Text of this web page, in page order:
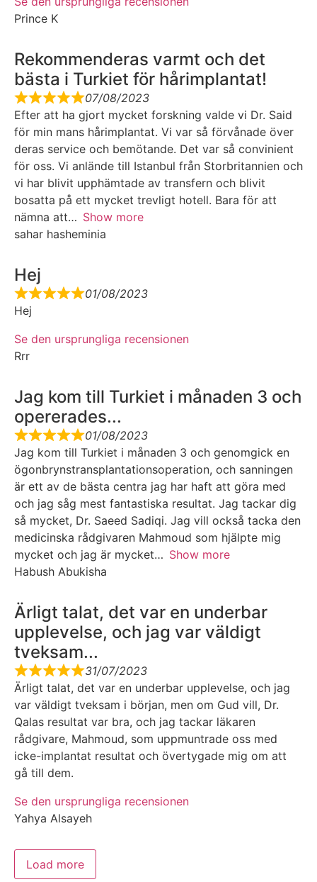
Prince K
Rekommenderas varmt och det
bästa i Turkiet för hårimplantat!
07/08/2023
Efter att ha gjort mycket forskning valde vi Dr. Said
för min mans hårimplantat. Vi var så förvånade över
deras service och bemötande. Det var så convinient
för oss. Vi anlände till Istanbul från Storbritannien och
vi har blivit upphämtade av transfern och blivit
bosatta på ett mycket trevligt hotell. Bara för att
nämna att
Show more
sahar hasheminia
Hej
01/08/2023
Hej
Se den ursprungliga recensionen
Rrr
Jag kom till Turkiet i månaden 3 och
opererades...
01/08/2023
Jag kom till Turkiet i månaden 3 och genomgick en
ögonbrynstransplantationsoperation, och sanningen
är ett av de bästa centra jag har haft att göra med
och jag såg mest fantastiska resultat. Jag tackar dig
så mycket, Dr. Saeed Sadiqi. Jag vill också tacka den
medicinska rådgivaren Mahmoud som hjälpte mig
mycket och jag är mycket
Show more
Habush Abukisha
Ärligt talat, det var en underbar
upplevelse, och jag var väldigt
tveksam...
31/07/2023
Ärligt talat, det var en underbar upplevelse, och jag
var väldigt tveksam i början, men om Gud vill, Dr.
Qalas resultat var bra, och jag tackar läkaren
rådgivare, Mahmoud, som uppmuntrade oss med
icke-implantat resultat och övertygade mig om att
gå till dem.
Se den ursprungliga recensionen
Yahya Alsayeh
Load more